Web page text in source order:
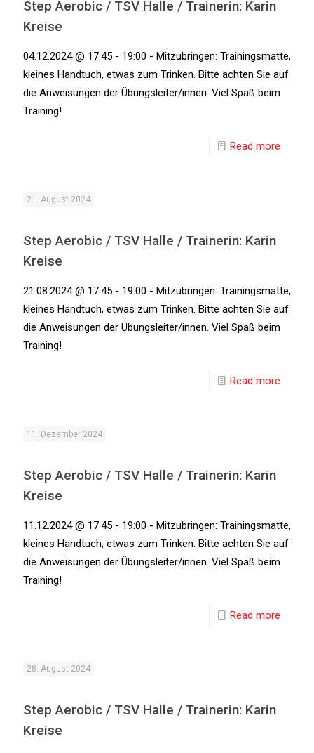
Step Aerobic / TSV Halle / Trainerin: Karin
Kreise
04.12.2024 @ 17:45 - 19:00 - Mitzubringen: Trainingsmatte,
kleines Handtuch, etwas zum Trinken. Bitte achten Sie auf
die Anweisungen der Übungsleiter/innen. Viel Spaß beim
Training!
Read more
21. August 2024
Step Aerobic / TSV Halle / Trainerin: Karin
Kreise
21.08.2024 @ 17:45 - 19:00 - Mitzubringen: Trainingsmatte,
kleines Handtuch, etwas zum Trinken. Bitte achten Sie auf
die Anweisungen der Übungsleiter/innen. Viel Spaß beim
Training!
Read more
11. Dezember 2024
Step Aerobic / TSV Halle / Trainerin: Karin
Kreise
11.12.2024 @ 17:45 - 19:00 - Mitzubringen: Trainingsmatte,
kleines Handtuch, etwas zum Trinken. Bitte achten Sie auf
die Anweisungen der Übungsleiter/innen. Viel Spaß beim
Training!
Read more
28. August 2024
Step Aerobic / TSV Halle / Trainerin: Karin
Kreise